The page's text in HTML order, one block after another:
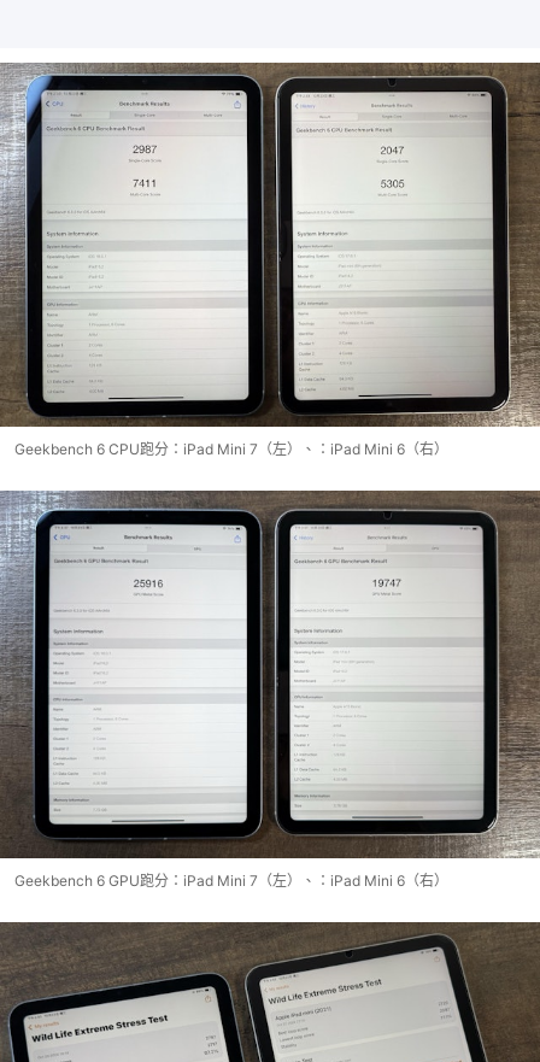
Geekbench 6 CPU跑分：iPad Mini 7（左）、：iPad Mini 6（右）
Geekbench 6 GPU跑分：iPad Mini 7（左）、：iPad Mini 6（右）